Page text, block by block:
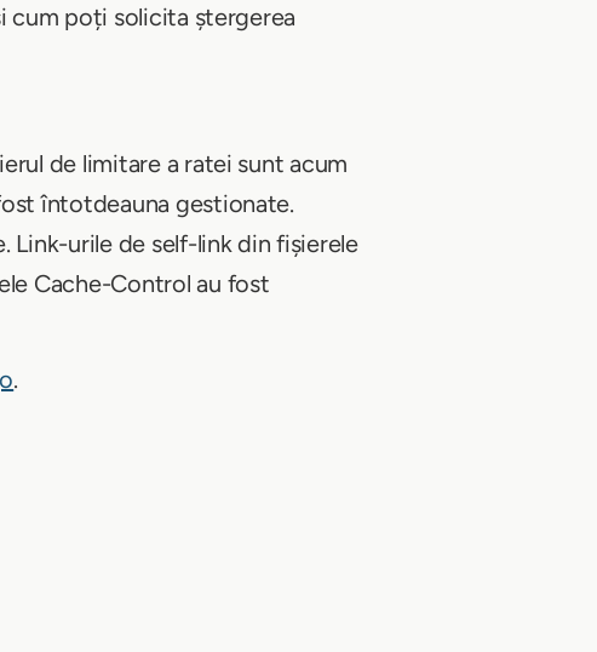
cum poți solicita ștergerea
de limitare a ratei sunt acum
întotdeauna gestionate.
Link-urile de self-link din fișierele
Cache-Control au fost
.